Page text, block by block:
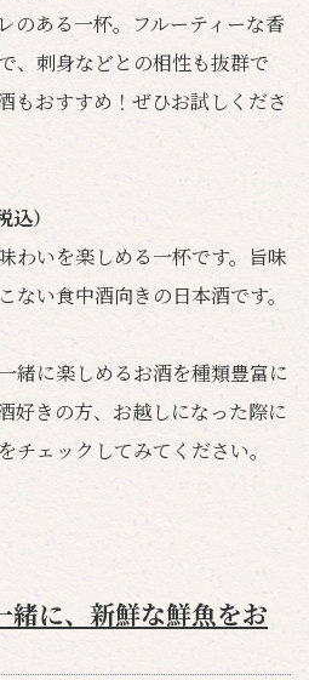
のある一杯。フルーティーな香
、刺身などとの相性も抜群で
もおすすめ！ぜひお試しくださ
）
わいを楽しめる一杯です。旨味
ない食中酒向きの日本酒です。
緒に楽しめるお酒を種類豊富に
好きの方、お越しになった際に
チェックしてみてください。
緒に、新鮮な鮮魚をお